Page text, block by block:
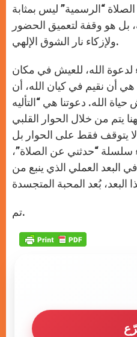
“الرسمية” ليس بمثابة
بل هو وقفة لتعميق الحضور
ولإزكاء نار الشوق الإلهي.
لدعوة الله، للعيش في مكان
هي أن نقيم في كيان الله، أن
يتم من خلال الحوار القلبي
يتوقف فقط على الحوار بل
سلسلة “حدثني عن الصلاة”،
البعد العملي الذي ينبع من
تم.